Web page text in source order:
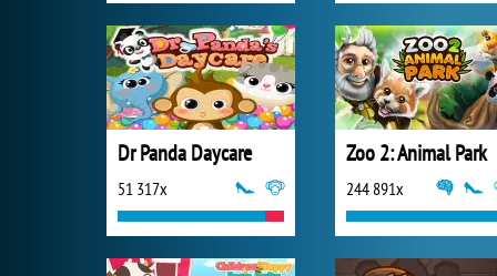
Dr Panda Daycare
51 317x
Zoo 2: Animal Park
244 891x